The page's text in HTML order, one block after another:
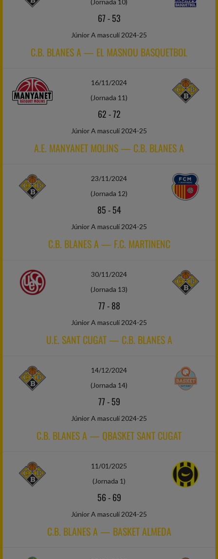
(Jornada 10)
67-53
Júnior A masculí 2024-25
C.B. BLANES A — EL MASNOU BASQUETBOL
16/11/2024
(Jornada 11)
62-72
Júnior A masculí 2024-25
A.E. MANYANET MOLINS — C.B. BLANES A
23/11/2024
(Jornada 12)
85-54
Júnior A masculí 2024-25
C.B. BLANES A — F.C. MARTINENC
30/11/2024
(Jornada 13)
77-88
Júnior A masculí 2024-25
U.E. SANT CUGAT — C.B. BLANES A
14/12/2024
(Jornada 14)
77-59
Júnior A masculí 2024-25
C.B. BLANES A — QBASKET SANT CUGAT
11/01/2025
(Jornada 1)
56-69
Júnior A masculí 2024-25
C.B. BLANES A — BASKET ALMEDA